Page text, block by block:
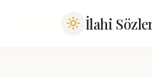
light_mode İlahi